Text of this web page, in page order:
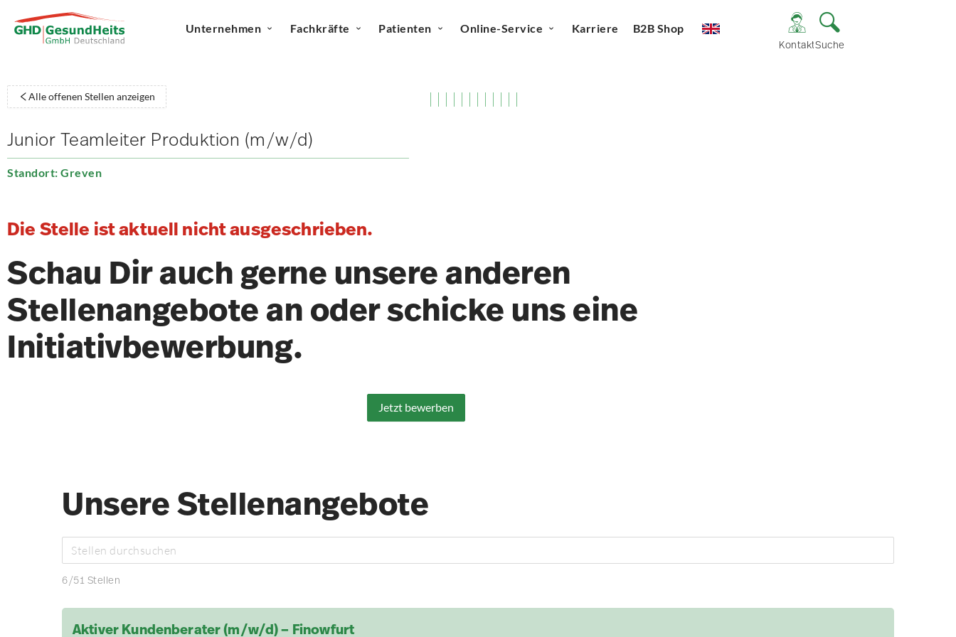
Unternehmen Fachkräfte Patienten Online-Service Karriere B2B Shop
KontaktSuche
Alle offenen Stellen anzeigen
Junior Teamleiter Produktion (m/w/d)
Standort: Greven
Die Stelle ist aktuell nicht ausgeschrieben.
Schau Dir auch gerne unsere anderen
Stellenangebote an oder schicke uns eine
Initiativbewerbung.
Jetzt bewerben
Unsere Stellenangebote
6/51 Stellen
Aktiver Kundenberater (m/w/d) – Finowfurt